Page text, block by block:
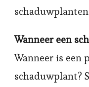
Wanneer een
Wanneer is een
schaduwplant?